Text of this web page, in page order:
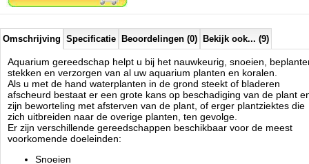
Aquatic Nature
Manufactured by:
Aquatic Nature
Model:AN-03403
Product ID:5413946034032
4.7287 21.95 21.95 Available from:Aquariumonderdelen.nl 2026-08-14
New
Omschrijving Specificatie Beoordelingen (0) Bekijk ook... (9)
Aquarium gereedschap helpt u bij het nauwkeurig, snoeien,
stekken en verzorgen van al uw aquarium planten en koralen.
Als u met de hand waterplanten in de grond steekt of bladeren
afscheurd bestaat er een grote kans op beschadiging van de plant
zijn beworteling met afsterven van de plant, of erger plantziektes die
zich uitbreiden naar de overige planten, ten gevolge.
Er zijn verschillende gereedschappen beschikbaar voor de meest
voorkomende doeleinden:
Snoeien